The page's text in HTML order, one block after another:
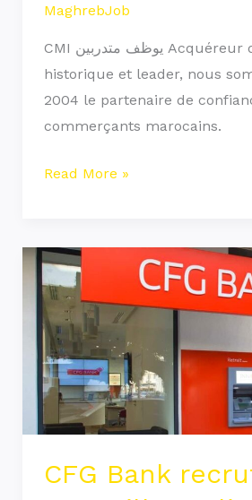
MaghrebJob
CMI يوظف متدربين Acquéreur de paiement
historique et leader, nous
2004 le partenaire de
commerçants marocains.
Stagiaires
Read More »
CFG Bank
CFG
Bank
recrute
des
Conseillers
Clientèle